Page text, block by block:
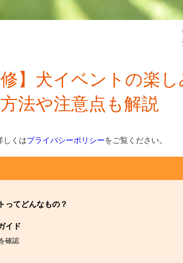
修】犬イベントの楽
法や注意点も解説
しくはプライバシーポリシーをご覧ください。
ってどんなもの？
イド
確認